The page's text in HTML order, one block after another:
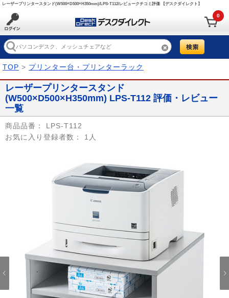
レーザープリンタースタンド(W500×D500×H350mm)/LPS-T112/レビュークチコミ評価 【デスクダイレクト】
0
TOP > プリンター台・プリンターラック
レーザープリンタースタンド
(W500×D500×H350mm) LPS-T112 評価・レビュー
一覧
商品品番：
LPS-T112
お気に入り登録者数：
1人